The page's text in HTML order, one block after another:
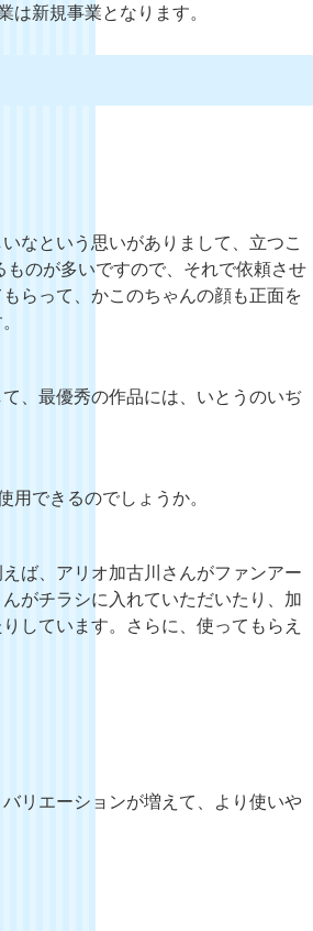
新規事業となります。
なという思いがありまして、立つこ
のが多いですので、それで依頼させ
らって、かこのちゃんの顔も正面を
、最優秀の作品には、いとうのいぢ
できるのでしょうか。
ば、アリオ加古川さんがファンアー
がチラシに入れていただいたり、加
しています。さらに、使ってもらえ
リエーションが増えて、より使いや